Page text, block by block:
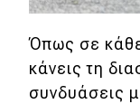
Όπως σε κάθε
κάνεις τη
συνδυάσεις